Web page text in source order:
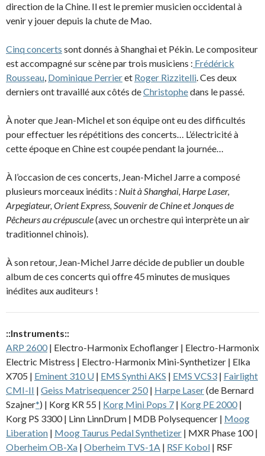
direction de la Chine. Il est le premier musicien occidental à
venir y jouer depuis la chute de Mao.
Cinq concerts sont donnés à Shanghai et Pékin. Le compositeur
est accompagné sur scène par trois musiciens : Frédérick
Rousseau, Dominique Perrieret Roger Rizzitelli. Ces deux
derniers ont travaillé aux côtés deChristophedans le passé.
À noter que Jean-Michel et son équipe ont eu des difficultés
pour effectuer les répétitions des concerts… L’électricité à
cette époque en Chine est coupée pendant la journée…
À l’occasion de ces concerts, Jean-Michel Jarre a composé
plusieurs morceaux inédits : Nuit à Shanghai, Harpe Laser,
Arpegiateur, Orient Express, Souvenir de Chine et Jonques de
Pêcheurs au crépuscule(avec un orchestre qui interprète un air
traditionnel chinois).
À son retour, Jean-Michel Jarre décide de publier un double
album de ces concerts qui offre 45 minutes de musiques
inédites aux auditeurs !
::Instruments::
ARP 2600 | Electro-Harmonix Echoflanger | Electro-Harmonix
Electric Mistress | Electro-Harmonix Mini-Synthetizer | Elka
X705 | Eminent 310 U | EMS Synthi AKS | EMS VCS3 | Fairlight
CMI-II | Geiss Matrisequencer 250 | Harpe Laser(de Bernard
Szajner*) | Korg KR 55 | Korg Mini Pops 7 | Korg PE 2000 |
Korg PS 3300 | Linn LinnDrum | MDB Polysequencer | Moog
Liberation | Moog Taurus Pedal Synthetizer | MXR Phase 100 |
Oberheim OB-Xa | Oberheim TVS-1A | RSF Kobol | RSF